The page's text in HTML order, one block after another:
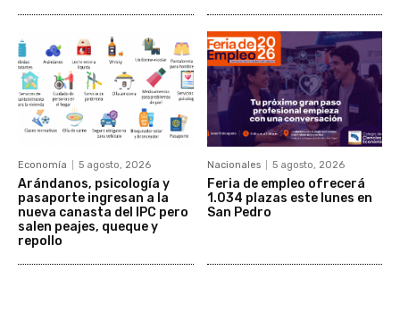
Economía 5 agosto, 2026
Arándanos, psicología y
pasaporte ingresan a la
nueva canasta del IPC pero
salen peajes, queque y
repollo
Nacionales 5 agosto, 2026
Feria de empleo ofrecerá
1.034 plazas este lunes en
San Pedro